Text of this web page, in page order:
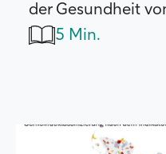
der Gesundheit
5 Min.